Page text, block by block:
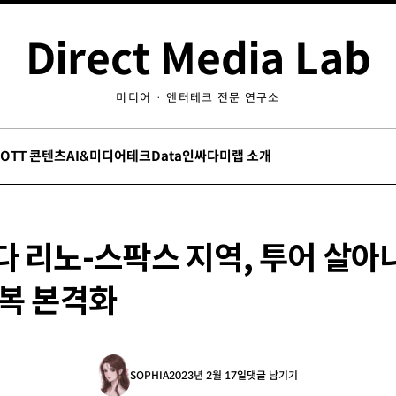
Direct Media Lab
미디어 · 엔터테크 전문 연구소
콘텐츠AI&미디어테크Data인싸다미랩 소개
리노-스팍스 지역, 투어 살아
본격화
SOPHIA2023년 2월 17일댓글 남기기